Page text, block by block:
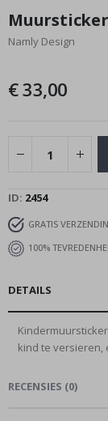
het
begin
afbeeldingen-
Namly Design
€ 33,00
ID 2454
GRATIS
100%
DETAILS
kind te versieren,
RECENSIES (0)